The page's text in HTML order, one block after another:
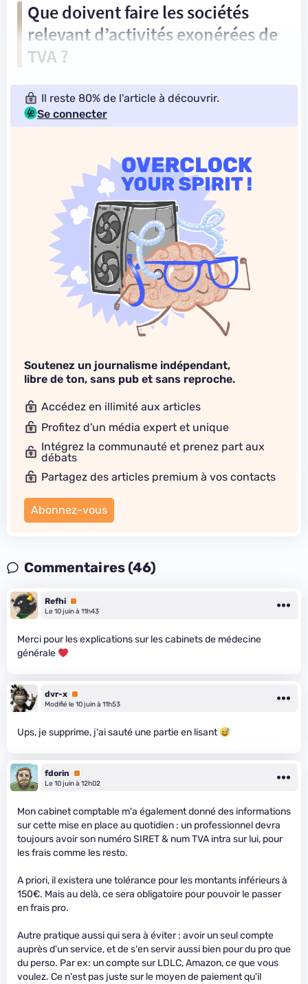
Que doivent faire les sociétés
relevant d’activités exonérées de
TVA ?
Il reste 80% de l'article à découvrir.
Se connecter
Soutenez un journalisme indépendant,
libre de ton, sans pub et sans reproche.
Accédez en illimité aux articles
Profitez d'un média expert et unique
Intégrez la communauté et prenez part aux
débats
Partagez des articles premium à vos contacts
Abonnez-vous
Commentaires (46)
Refhi Premium
Le 10 juin à 11h43
Merci pour les explications sur les cabinets de médecine
générale
dvr-x Premium
Modifié le 10 juin à 11h53
Ups, je supprime, j'ai sauté une partie en lisant
fdorin
Premium
Le 10 juin à 12h02
Mon cabinet comptable m'a également donné des informations
sur cette mise en place au quotidien : un professionnel devra
toujours avoir son numéro SIRET & num TVA intra sur lui, pour
les frais comme les resto.
A priori, il existera une tolérance pour les montants inférieurs à
150€. Mais au delà, ce sera obligatoire pour pouvoir le passer
en frais pro.
Autre pratique aussi qui sera à éviter : avoir un seul compte
auprès d'un service, et de s'en servir aussi bien pour du pro que
du perso. Par ex: un compte sur LDLC, Amazon, ce que vous
voulez. Ce n'est pas juste sur le moyen de paiement qu'il